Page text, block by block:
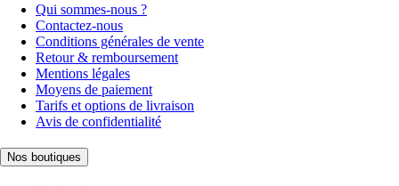
Qui sommes-nous ?
Contactez-nous
Conditions générales de vente
Retour & remboursement
Mentions légales
Moyens de paiement
Tarifs et options de livraison
Avis de confidentialité
Nos boutiques